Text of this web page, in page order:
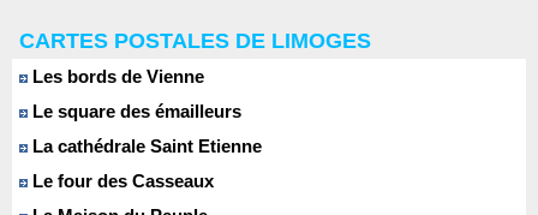
CARTES POSTALES DE LIMOGES
Les bords de Vienne
Le square des émailleurs
La cathédrale Saint Etienne
Le four des Casseaux